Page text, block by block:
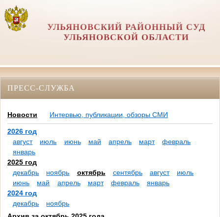
УЛЬЯНОВСКИЙ РАЙОННЫЙ СУД
УЛЬЯНОВСКОЙ ОБЛАСТИ
ПРЕСС-СЛУЖБА
Новости Интервью, публикации, обзоры СМИ
2026 год
август
июль июнь май апрель март
февраль
январь
2025 год
декабрь
ноябрь октябрь сентябрь август
июль
июнь
май апрель март февраль
январь
2024 год
декабрь
ноябрь